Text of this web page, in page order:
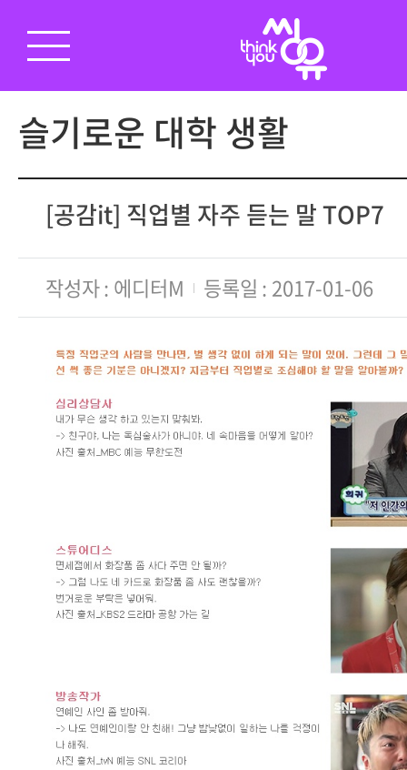
슬기로운 대학 생활
[공감it] 직업별 자주 듣는 말 TOP7
작성자 에디터M 등록일 2017-01-06